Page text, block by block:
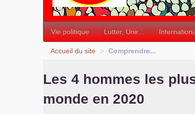
Vie politique Lutter, Unir...
Accueil du site > Comprendre...
Les 4 hommes les
monde en 2020